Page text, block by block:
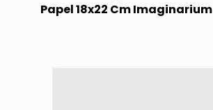
Papel 18x22 Cm Imaginarium